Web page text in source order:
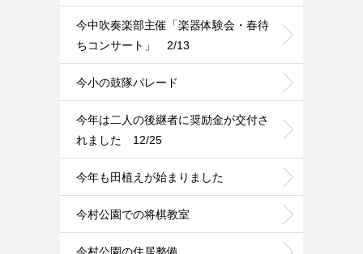
今中吹奏楽部主催「楽器体験会・春待
ちコンサート」 2/13
今小の鼓隊パレード
今年は二人の後継者に奨励金が交付さ
れました 12/25
今年も田植えが始まりました
今村公園での将棋教室
今村公園の住居整備